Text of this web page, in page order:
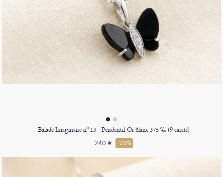
Balade Imaginaire nº 13 - Pendentif Or blanc 375 ‰ (9 carats)
240 € -23%